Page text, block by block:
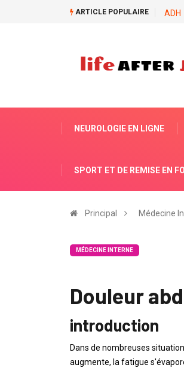
ARTICLE POPULAIRE ADH
NEUROLOGIE EN LIGNE
SPORT ET DE REMISE EN
Principal Médecine
MÉDECINE INTERNE
Douleur
introduction
Dans de nombreuses
augmente, la fatigue